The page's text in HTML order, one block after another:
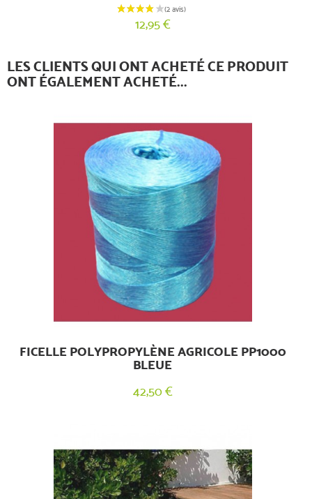
12,95 €
LES CLIENTS QUI ONT ACHETÉ CE PRODUIT
ONT ÉGALEMENT ACHETÉ...
FICELLE POLYPROPYLÈNE AGRICOLE PP1000
BLEUE
42,50 €